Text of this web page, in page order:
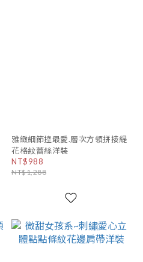
雅緻細節控最愛.層次方領拼接緹
花格紋蕾絲洋裝
NT$988
NT$1,288